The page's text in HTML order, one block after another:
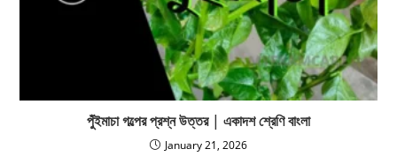
পুঁইমাচা গল্পের প্রশ্ন উত্তর | একাদশ শ্রেণি বাংলা
January 21, 2026